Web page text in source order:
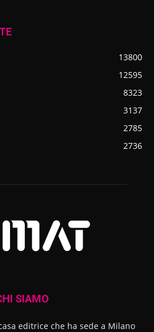
13800
12595
8323
3137
2785
2736
SIAMO
editrice che ha sede a Milano